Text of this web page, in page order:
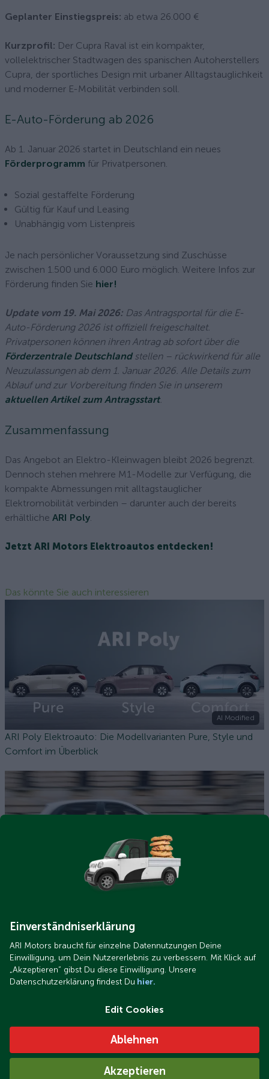
Geplanter Einstiegspreis: ab etwa 26.000 €
Kurzprofil: Der Cupra Raval ist ein kompakter,
vollelektrischer Stadtwagen des spanischen Autoherstellers
Cupra, der sportliches Design mit urbaner Alltagstauglichkeit
und moderner E-Mobilität verbinden soll.
E-Auto-Förderung ab 2026
Ab 1. Januar 2026 startet in Deutschland ein neues
Förderprogramm für Privatpersonen.
Sozial gestaffelte Förderung
Gültig für Kauf und Leasing
Unabhängig vom Listenpreis
Je nach persönlicher Voraussetzung sind Zuschüsse
zwischen 1.500 und 6.000 Euro möglich. Weitere Infos zur
Förderung finden Sie hier!
Update vom 19. Mai 2026: Das Antragsportal für die E-
Auto-Förderung 2026 ist offiziell freigeschaltet.
Privatpersonen können ihren Antrag ab sofort über die
Förderzentrale Deutschlandstellen – rückwirkend für alle
Neuzulassungen ab dem 1. Januar 2026. Alle Details zum
Ablauf und zur Vorbereitung finden Sie in unserem
aktuellen Artikel zum Antragsstart.
Zusammenfassung
Das Angebot an Elektro-Kleinwagen bleibt 2026 begrenzt.
Dennoch stehen mehrere M1-Modelle zur Verfügung, die
kompakte Abmessungen mit alltagstauglicher
Elektromobilität verbinden – darunter auch der bereits
erhältliche ARI Poly.
Jetzt ARI Motors Elektroautos entdecken!
Das könnte Sie auch interessieren
AI Modified
ARI Poly Elektroauto: Die Modellvarianten Pure, Style und
Comfort im Überblick
und welche nicht?
ARI Poly Elektroauto-164.jpg
Einverständniserklärung
ARI Motors braucht für einzelne Datennutzungen Deine
Einwilligung, um Dein Nutzererlebnis zu verbessern. Mit Klick auf
„Akzeptieren“ gibst Du diese Einwilligung. Unsere
Datenschutzerklärung findest Du hier.
Edit Cookies
Ablehnen
Akzeptieren